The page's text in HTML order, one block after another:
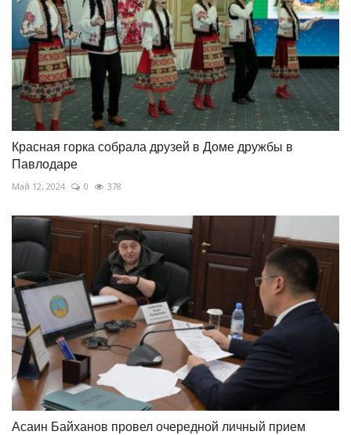
Красная горка собрала друзей в Доме дружбы в
Павлодаре
Май 12, 2024 0 378
Асаин Байханов провел очередной личный прием